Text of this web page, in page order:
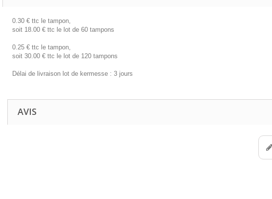
0.30 € ttc le tampon,
soit 18.00 € ttc le lot de 60 tampons
0.25 € ttc le tampon,
soit 30.00 € ttc le lot de 120 tampons
Délai de livraison lot de kermesse : 3 jours
AVIS